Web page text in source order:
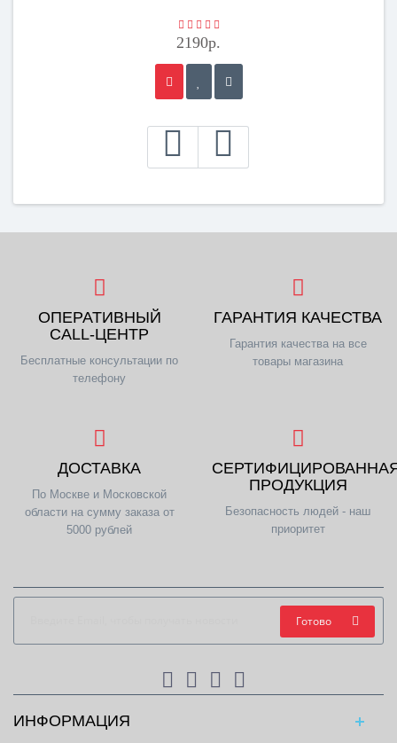
2190р.
ОПЕРАТИВНЫЙ
CALL-ЦЕНТР
Бесплатные консультации по
телефону
ГАРАНТИЯ КАЧЕСТВА
Гарантия качества на все
товары магазина
ДОСТАВКА
По Москве и Московской
области на сумму заказа от
5000 рублей
ПРОДУКЦИЯ
Безопасность людей - наш
приоритет
Готово
ИНФОРМАЦИЯ